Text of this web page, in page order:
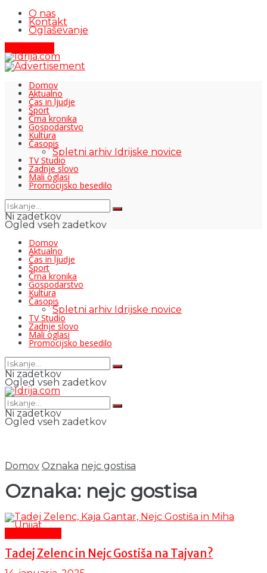
O nas
Kontakt
Oglaševanje
Domov
Aktualno
Čas in ljudje
Šport
Črna kronika
Gospodarstvo
Kultura
Časopis
Spletni arhiv Idrijske novice
TV Studio
Zadnje slovo
Mali oglasi
Promocijsko besedilo
Ni zadetkov
Ogled vseh zadetkov
Domov
Aktualno
Čas in ljudje
Šport
Črna kronika
Gospodarstvo
Kultura
Časopis
Spletni arhiv Idrijske novice
TV Studio
Zadnje slovo
Mali oglasi
Promocijsko besedilo
Ni zadetkov
Ogled vseh zadetkov
Ni zadetkov
Ogled vseh zadetkov
Domov Oznaka nejc gostisa
Oznaka: nejc gostisa
Tadej Zelenc in Nejc Gostiša na Tajvan?